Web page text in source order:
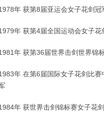
年 获第8届亚运会女子花剑冠
年 获第4届全国运动会女子花
年 获第36届世界击剑世界锦
年 在第6届国际女子花剑比赛
年 获世界击剑锦标赛女子花